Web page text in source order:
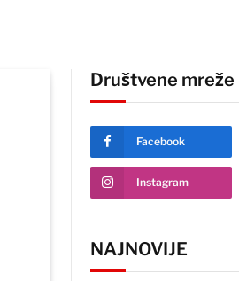
Društvene mreže
Facebook
Instagram
NAJNOVIJE